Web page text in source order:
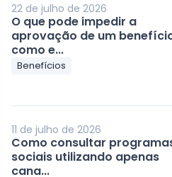
22 de julho de 2026
O que pode impedir a
aprovação de um
como e...
Benefícios
11 de julho de 2026
Como consultar
sociais utilizando apenas
cana...